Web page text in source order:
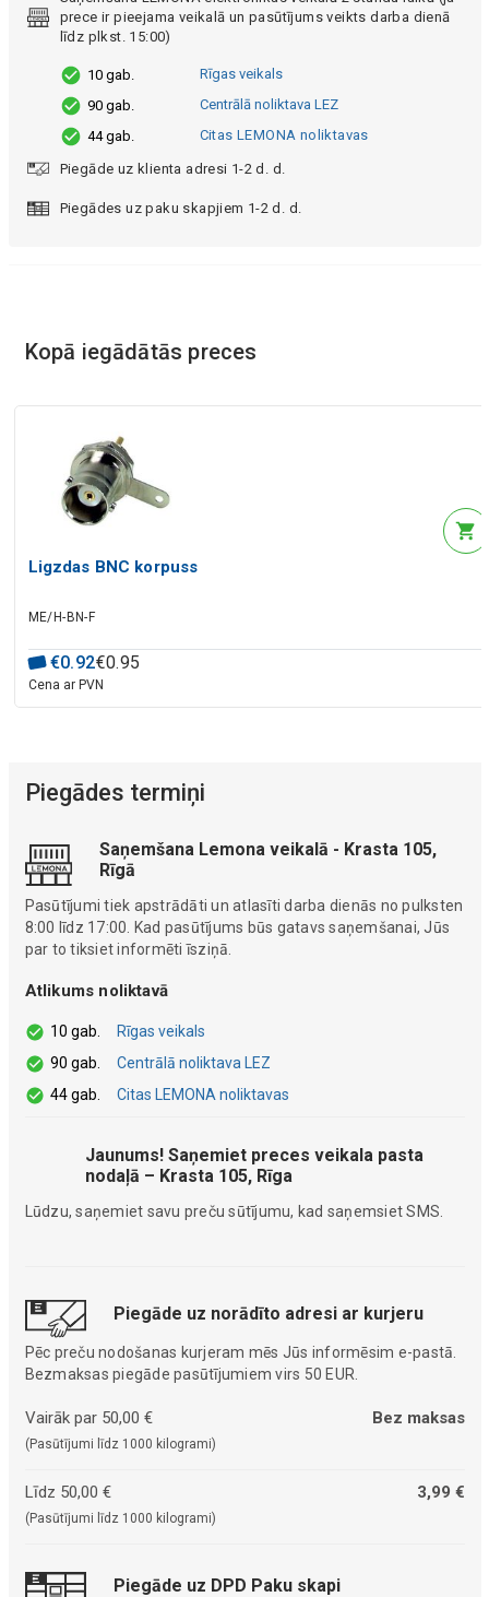
prece ir pieejama veikalā un pasūtījums veikts darba dienā
līdz plkst. 15:00)
10 gab.
Rīgas veikals
90 gab.
Centrālā noliktava LEZ
44 gab.
Citas LEMONA noliktavas
Piegāde uz klienta adresi 1-2 d. d.
Piegādes uz paku skapjiem 1-2 d. d.
Kopā iegādātās preces
Ligzdas BNC korpuss
ME/H-BN-F
€0.92€0.95
Cena ar PVN
Piegādes termiņi
Saņemšana Lemona veikalā - Krasta 105,
Rīgā
Pasūtījumi tiek apstrādāti un atlasīti darba dienās no pulksten
8:00 līdz 17:00. Kad pasūtījums būs gatavs saņemšanai, Jūs
par to tiksiet informēti īsziņā.
Atlikums noliktavā
10 gab.
Rīgas veikals
90 gab.
Centrālā noliktava LEZ
44 gab.
Citas LEMONA noliktavas
Jaunums! Saņemiet preces veikala pasta
nodaļā – Krasta 105, Rīga
Lūdzu, saņemiet savu preču sūtījumu, kad saņemsiet SMS.
Piegāde uz norādīto adresi ar kurjeru
Pēc preču nodošanas kurjeram mēs Jūs informēsim e-pastā.
Bezmaksas piegāde pasūtījumiem virs 50 EUR.
Vairāk par 50,00 €
(Pasūtījumi līdz 1000 kilogrami)
Bez maksas
Līdz 50,00 €
(Pasūtījumi līdz 1000 kilogrami)
3,99 €
Piegāde uz DPD Paku skapi